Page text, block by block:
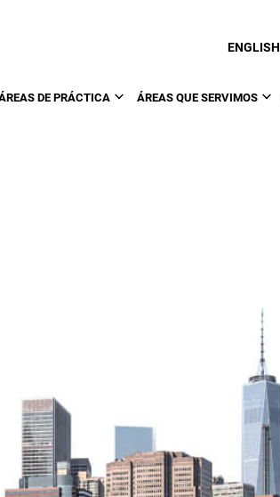
ENGLISH
DE PRÁCTICA ÁREAS QUE SERVIMOS